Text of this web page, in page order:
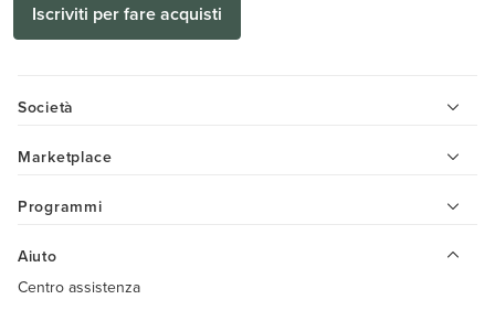
Iscriviti per fare acquisti
Società
Marketplace
Programmi
Aiuto
Centro assistenza